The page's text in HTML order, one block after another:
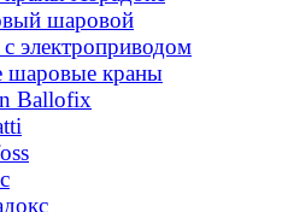
шаровой
электроприводом
шаровые краны
Ballofix